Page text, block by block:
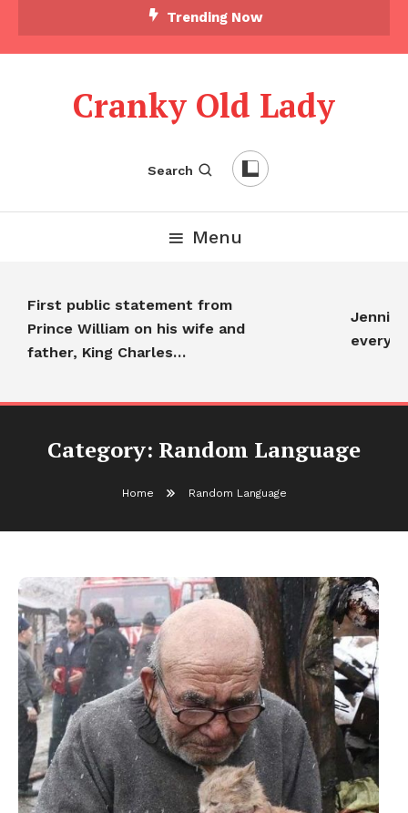
Trending Now
Cranky Old Lady
Search
Menu
First public statement from
Prince William on his wife and
father, King Charles…
Jennifer
Category: Random Language
Home Random Language